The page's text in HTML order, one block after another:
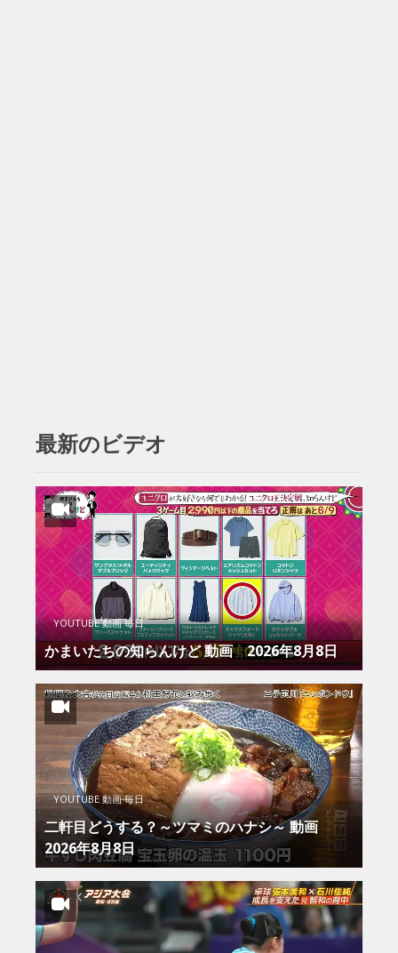
最新のビデオ
YOUTUBE 動画 毎日
かまいたちの知らんけど 動画 2026年8月8日
YOUTUBE 動画 毎日
二軒目どうする？～ツマミのハナシ～ 動画
2026年8月8日